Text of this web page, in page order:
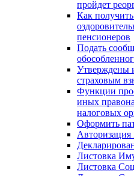
пройдет
Как
пенсионеров
Подать
Утверждены
страховым
Функции
иных
налоговых
Оформить
Листовка
Листовка